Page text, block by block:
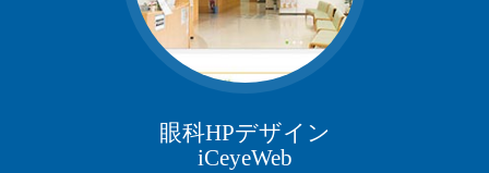
眼科HPデザイン
iCeyeWeb